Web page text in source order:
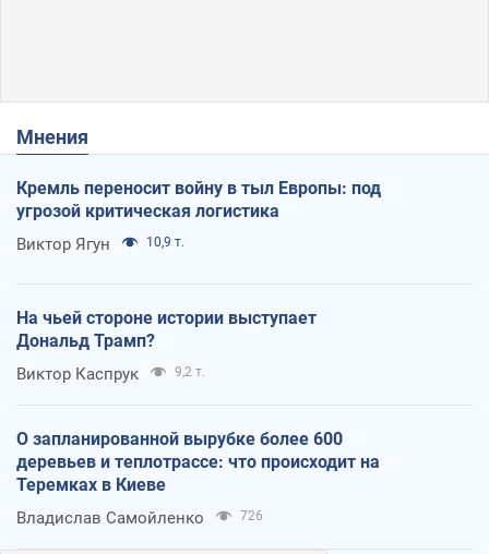
Мнения
Кремль переносит войну в тыл Европы: под
угрозой критическая логистика
Виктор Ягун 10,9 т.
На чьей стороне истории выступает
Дональд Трамп?
Виктор Каспрук 9,2 т.
О запланированной вырубке более 600
деревьев и теплотрассе: что происходит на
Теремках в Киеве
Владислав Самойленко 726